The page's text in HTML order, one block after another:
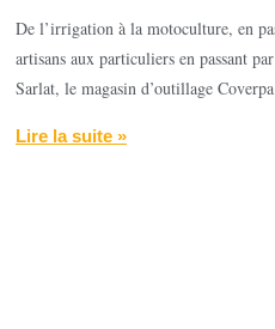
De l’irrigation à la motoculture, en
artisans aux particuliers en passant
Sarlat, le magasin d’outillage
Lire la suite »